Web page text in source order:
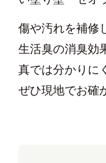
傷や汚れを補修
生活臭の消臭効
真では分かりに
ぜひ現地でお確